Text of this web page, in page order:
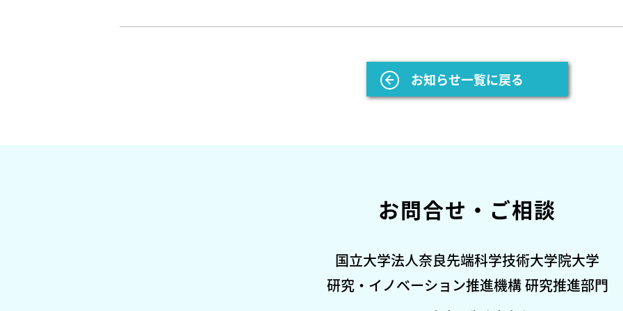
お知らせ一覧に戻る
お問合せ・ご相談
国立大学法人奈良先端科学技術大学院大学
研究・イノベーション推進機構 研究推進部門